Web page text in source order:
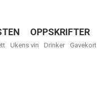
OPPSKRIFTER
Ukens vin Drinker Gavekort